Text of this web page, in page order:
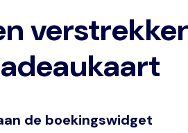
de boekingswidget